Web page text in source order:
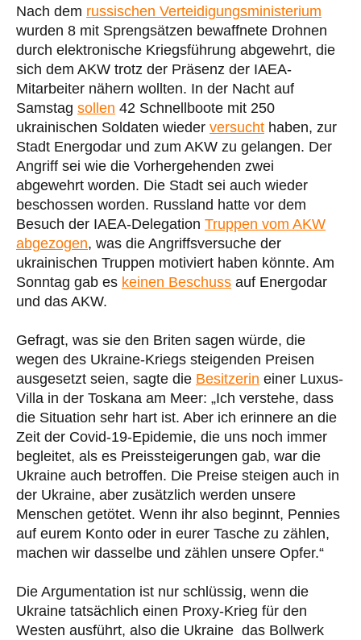
Nach dem russischen Verteidigungsministerium
wurden 8 mit Sprengsätzen bewaffnete Drohnen
durch elektronische Kriegsführung abgewehrt, die
sich dem AKW trotz der Präsenz der IAEA-
Mitarbeiter nähern wollten. In der Nacht auf
Samstag sollen 42 Schnellboote mit 250
ukrainischen Soldaten wieder versucht haben, zur
Stadt Energodar und zum AKW zu gelangen. Der
Angriff sei wie die Vorhergehenden zwei
abgewehrt worden. Die Stadt sei auch wieder
beschossen worden. Russland hatte vor dem
Besuch der IAEA-Delegation Truppen vom AKW
abgezogen, was die Angriffsversuche der
ukrainischen Truppen motiviert haben könnte. Am
Sonntag gab es keinen Beschuss auf Energodar
und das AKW.
Gefragt, was sie den Briten sagen würde, die
wegen des Ukraine-Kriegs steigenden Preisen
ausgesetzt seien, sagte die Besitzerin einer Luxus-
Villa in der Toskana am Meer: „Ich verstehe, dass
die Situation sehr hart ist. Aber ich erinnere an die
Zeit der Covid-19-Epidemie, die uns noch immer
begleitet, als es Preissteigerungen gab, war die
Ukraine auch betroffen. Die Preise steigen auch in
der Ukraine, aber zusätzlich werden unsere
Menschen getötet. Wenn ihr also beginnt, Pennies
auf eurem Konto oder in eurer Tasche zu zählen,
machen wir dasselbe und zählen unsere Opfer.“
Die Argumentation ist nur schlüssig, wenn die
Ukraine tatsächlich einen Proxy-Krieg für den
Westen ausführt, also die Ukraine das Bollwerk